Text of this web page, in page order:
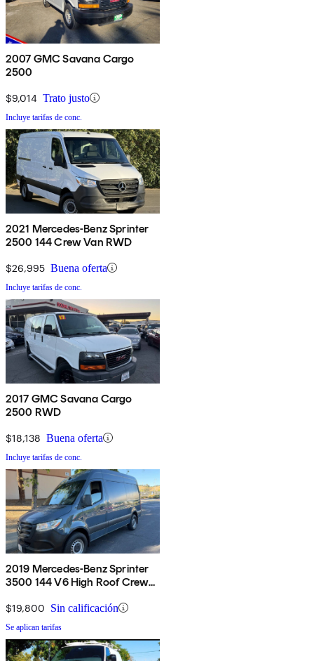
2007 GMC Savana Cargo
2500
$9,014 Trato justo
Incluye tarifas de conc.
2021 Mercedes-Benz Sprinter
2500 144 Crew Van RWD
$26,995 Buena oferta
Incluye tarifas de conc.
2017 GMC Savana Cargo
2500 RWD
$18,138 Buena oferta
Incluye tarifas de conc.
2019 Mercedes-Benz Sprinter
3500 144 V6 High Roof Crew
$19,800 Sin calificación
Se aplican tarifas